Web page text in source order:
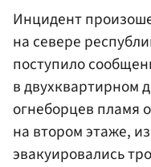
Инцидент
на севере
поступило
в двухквартирном
огнеборцев пламя
на втором этаже,
эвакуировались